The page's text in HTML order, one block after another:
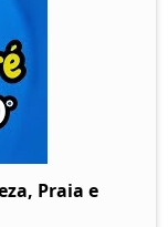
Praia e